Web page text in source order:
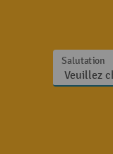
Salutation